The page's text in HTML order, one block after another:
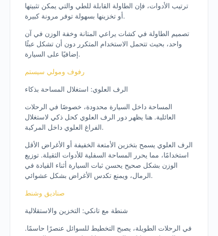
ترتيب الأدوات، فإن الطاولة القابلة للطي والتي يمكن تثبيتها
أو تخزينها بسهولة توفر مرونة كبيرة.
تصميم الطاولة في كشات يراعي المتانة وخفة الوزن في آن
واحد، بحيث تتحمل الاستخدام المتكرر دون أن تشكل عبئًا
إضافيًا على السيارة.
رفوف ومولي سيستم
الرف العلوي: استغلال المساحة بذكاء
المساحة داخل السيارة محدودة، خصوصًا في الرحلات
العائلية. هنا يظهر دور الرف العلوي كحل ذكي لاستغلال
الفراغ العلوي داخل المركبة.
الرف العلوي يسمح بتخزين الأمتعة الخفيفة أو الأغراض الأقل
استخدامًا، مما يحرر المساحة السفلية للأدوات الثقيلة. توزيع
الوزن بشكل صحيح يحسن ثبات السيارة أثناء القيادة في
الرمال، ويمنع تكدس الأغراض بشكل عشوائي.
صناديق وشنط
شنطة مع تانكي: التخزين والاستقلالية
في الرحلات الطويلة، يصبح التخطيط للسوائل عنصرًا حاسمًا.